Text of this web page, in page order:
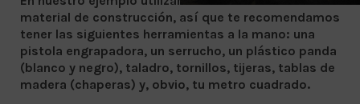
material de construcción, así que te recomendamos
tener las siguientes herramientas a la mano: una
pistola engrapadora, un serrucho, un plástico panda
(blanco y negro), taladro, tornillos, tijeras, tablas de
madera (chaperas) y, obvio, tu metro cuadrado.